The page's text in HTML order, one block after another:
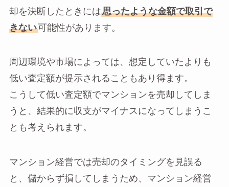
却を決断したときには思ったような金額で取引で
きない可能性があります。
周辺環境や市場によっては、想定していたよりも
低い査定額が提示されることもあり得ます。
こうして低い査定額でマンションを売却してしま
うと、結果的に収支がマイナスになってしまうこ
とも考えられます。
マンション経営では売却のタイミングを見誤る
と、儲からず損してしまうため、マンション経営